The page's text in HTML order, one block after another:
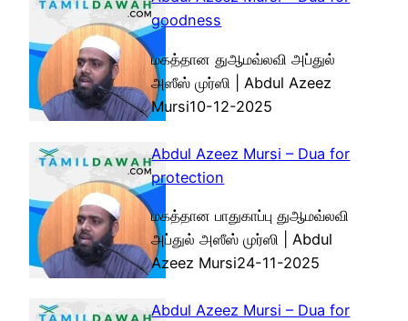
goodness
மகத்தான துஆமவ்லவி அப்துல்
அஸீஸ் முர்ஸி | Abdul Azeez
Mursi10-12-2025
Abdul Azeez Mursi – Dua for
protection
மகத்தான பாதுகாப்பு துஆமவ்லவி
அப்துல் அஸீஸ் முர்ஸி | Abdul
Azeez Mursi24-11-2025
Abdul Azeez Mursi – Dua for